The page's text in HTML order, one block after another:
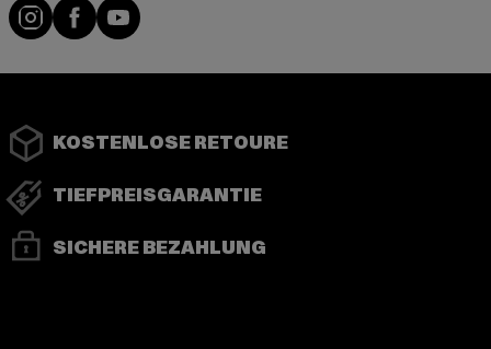
Instagram
FacebookYouTube
KOSTENLOSE RETOURE
TIEFPREISGARANTIE
SICHERE BEZAHLUNG